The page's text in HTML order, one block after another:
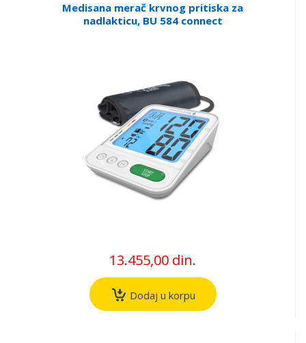
Medisana merač krvnog pritiska za
nadlakticu, BU 584 connect
13.455,00 din.
Dodaj u korpu